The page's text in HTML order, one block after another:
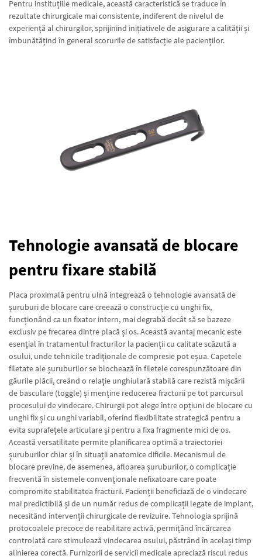
Pentru instituțiile medicale, această caracteristică se traduce în
rezultate chirurgicale mai consistente, indiferent de nivelul de
experiență al chirurgilor, sprijinind inițiativele de asigurare a calității și
îmbunătățind în general scorurile de satisfacție ale pacienților.
Tehnologie avansată de blocare
pentru fixare stabilă
Placa proximală pentru ulnă integrează o tehnologie avansată de
șuruburi de blocare care creează o construcție cu unghi fix,
funcționând ca un fixator intern, mai degrabă decât să se bazeze
exclusiv pe frecarea dintre placă și os. Această avantaj mecanic este
esențial în tratamentul fracturilor la pacienții cu calitate scăzută a
osului, unde tehnicile tradiționale de compresie pot eșua. Capetele
filetate ale șuruburilor se blochează în filetele corespunzătoare din
găurile plăcii, creând o relație unghiulară stabilă care rezistă mișcării
de basculare (toggle) și menține reducerea fracturii pe tot parcursul
procesului de vindecare. Chirurgii pot alege între opțiuni de blocare cu
unghi fix și cu unghi variabil, oferind flexibilitate strategică pentru a
evita suprafețele articulare și pentru a fixa fragmente mici de os.
Această versatilitate permite planificarea optimă a traiectoriei
șuruburilor chiar și în situații anatomice dificile. Mecanismul de
blocare previne, de asemenea, afloarea șuruburilor, o complicație
frecventă în sistemele convenționale nefixatoare care poate
compromite stabilitatea fracturii. Pacienții beneficiază de o vindecare
mai predictibilă și de un număr redus de complicații legate de implant,
necesitând intervenții chirurgicale de revizuire. Tehnologia sprijină
protocoalele precoce de reabilitare activă, permițând încărcarea
controlată care stimulează vindecarea osului, păstrând în același timp
alinierea corectă. Furnizorii de servicii medicale apreciază riscul redus